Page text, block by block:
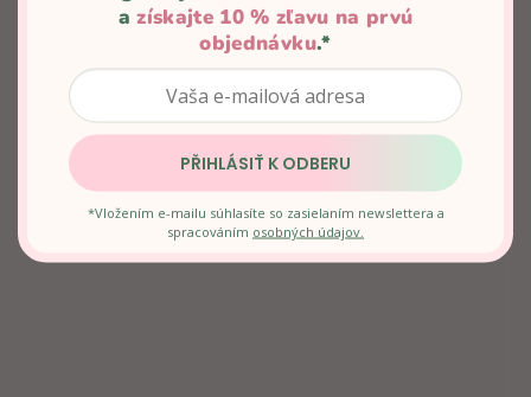
azískajte 10 % zľavu na prvú
objednávku.*
PŘIHLÁSIŤ K ODBERU
*Vložením e-mailu súhlasíte so zasielaním newslettera a
spracováním osobných údajov.